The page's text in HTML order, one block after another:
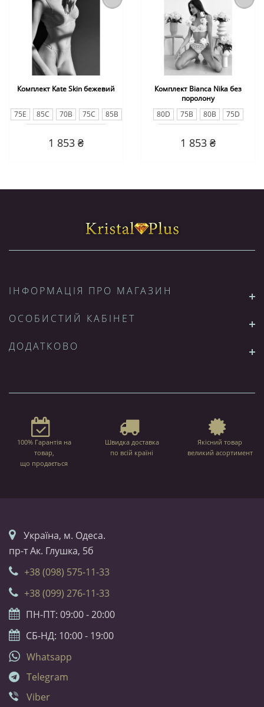
Комплект Kate Skin бежевий
75E 85С 70B 75C
85В
70D 80B
1 853 ₴
Комплект Bianca Nika без
поролону
80D
75B 80B
75D
80C
70C
1 853 ₴
ІНФОРМАЦІЯ ПРО МАГАЗИН
ОСОБИСТИЙ КАБІНЕТ
ДОДАТКОВО
100% Гарантія на
товар,
що продається
Швидка доставка
по всій країні
Якісний товар
великий асортимент
Українa, м. Одеса.
пр-т Ак. Глушка, 5б
+38 (098) 575-11-33
+38 (099) 276-11-33
ПН-ПТ: 09:00 - 20:00
СБ-НД: 10:00 - 19:00
Whatsapp
Telegram
Viber